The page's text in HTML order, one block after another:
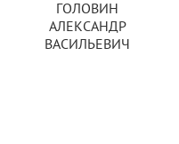
ГОЛОВИН
АЛЕКСАНДР
ВАСИЛЬЕВИЧ